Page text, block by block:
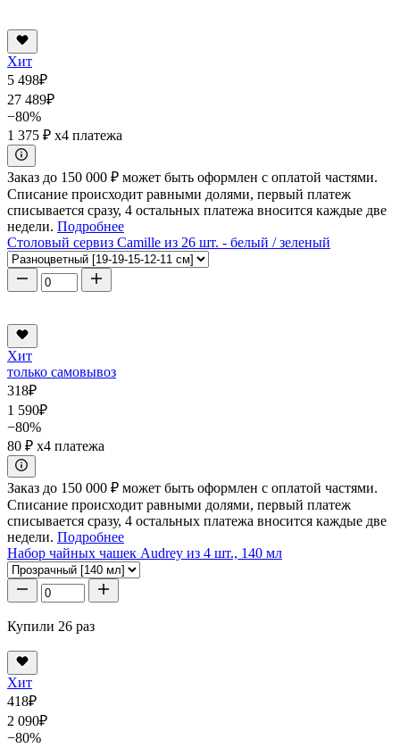
Хит
5 498₽
27 489₽
−80%
1 375 ₽ x4 платежа
Заказ до 150 000 ₽ может быть оформлен с оплатой частями.
Списание происходит равными долями, первый платеж
списывается сразу, 4 остальных платежа вносится каждые две
недели. Подробнее
Столовый сервиз Camille из 26 шт. - белый / зеленый
Хит
только самовывоз
318₽
1 590₽
−80%
80 ₽ x4 платежа
Заказ до 150 000 ₽ может быть оформлен с оплатой частями.
Списание происходит равными долями, первый платеж
списывается сразу, 4 остальных платежа вносится каждые две
недели. Подробнее
Набор чайных чашек Audrey из 4 шт., 140 мл
Купили 26 раз
Хит
418₽
2 090₽
−80%